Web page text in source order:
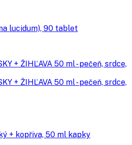
lucidum), 90 tablet
+ kopřiva, 50 ml kapky